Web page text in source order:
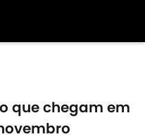
que chegam em